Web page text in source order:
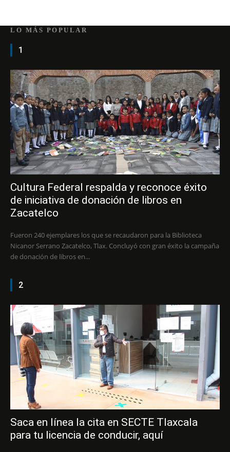
LO MÁS POPULAR
1
Cultura Federal respalda y reconoce éxito
de iniciativa de donación de libros en
Zacatelco
Fueron 240 ejemplares los que se recaudaron para la Biblioteca
Nicanor Serrano Zacatelco, Tlax. Concluyó con gran éxito la campaña
de donación de libros en...
2
Saca en línea la cita en SECTE Tlaxcala
para tu licencia de conducir, aquí